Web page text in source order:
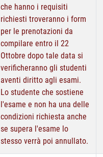
che hanno i requisiti
richiesti troveranno i form
per le prenotazioni da
compilare entro il 22
Ottobre dopo tale data si
verificheranno gli studenti
aventi diritto agli esami.
Lo studente che sostiene
l'esame e non ha una delle
condizioni richiesta anche
se supera l'esame lo
stesso verrà poi annullato.